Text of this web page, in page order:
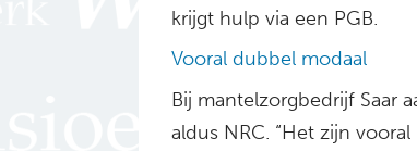
krijgt hulp via een PGB.
Vooral dubbel modaal
Bij mantelzorgbedrijf Saar
aldus NRC. “Het zijn